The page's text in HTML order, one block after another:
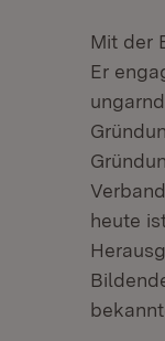
Mit der
Er
heute